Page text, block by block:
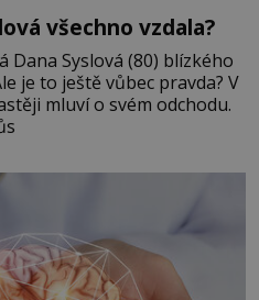
všechno vzdala?
Dana Syslová (80) blízkého
je to ještě vůbec pravda? V
mluví o svém odchodu.